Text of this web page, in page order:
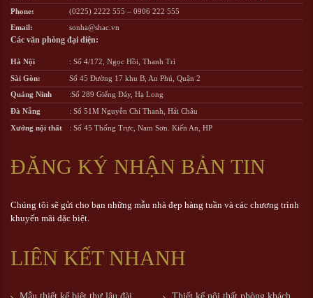
Phone:
(0225) 2222 555 – 0906 222 555
Email:
sonha@shac.vn
Các văn phòng đại diện:
Hà Nội
: Số 4/172, Ngọc Hồi, Thanh Trì
Sài Gòn:
Số 45 Đường 17 khu B, An Phú, Quận 2
Quảng Ninh
:Số 289 Giếng Đáy, Hạ Long
Đà Nẵng
: Số 51M Nguyễn Chí Thanh, Hải Châu
Xưởng nội thất
: Số 45 Thống Trực, Nam Sơn. Kiến An, HP
ĐĂNG KÝ NHẬN BẢN TIN
Chúng tôi sẽ gửi cho bạn những mẫu nhà đẹp hàng tuần và các chương trình
khuyến mãi đặc biệt.
LIÊN KẾT NHANH